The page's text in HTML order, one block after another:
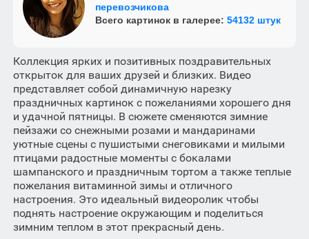
перевозчикова
Всего картинок в галерее: 54132 штук
Коллекция ярких и позитивных поздравительных
открыток для ваших друзей и близких. Видео
представляет собой динамичную нарезку
праздничных картинок с пожеланиями хорошего дня
и удачной пятницы. В сюжете сменяются зимние
пейзажи со снежными розами и мандаринами
уютные сцены с пушистыми снеговиками и милыми
птицами радостные моменты с бокалами
шампанского и праздничным тортом а также теплые
пожелания витаминной зимы и отличного
настроения. Это идеальный видеоролик чтобы
поднять настроение окружающим и поделиться
зимним теплом в этот прекрасный день.